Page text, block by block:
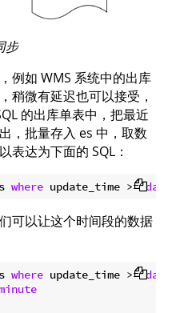
步
例如 WMS 系统中的出库
稍微有延迟也可以接受，
的出库单表中，把最近
，批量存入 es 中，取数
表达为下面的 SQL：
where update_time >=
可以让这个时间段的数据
where update_time >=